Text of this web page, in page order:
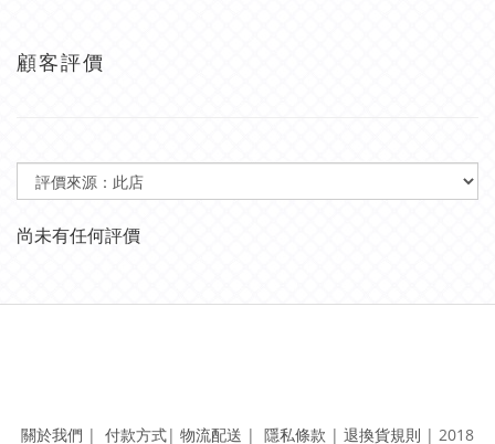
顧客評價
尚未有任何評價
關於我們 | 付款方式| 物流配送 | 隱私條款 | 退換貨規則 | 2018